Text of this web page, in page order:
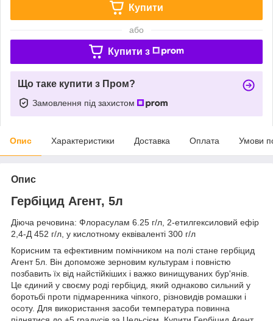
Купити
або
Купити з
Що таке купити з Пром?
Замовлення під захистом
Опис Характеристики Доставка Оплата Умови
Опис
Гербіцид Агент, 5л
Діюча речовина: Флорасулам 6.25 г/л, 2-етилгексиловий ефір
2,4-Д 452 г/л, у кислотному еквіваленті 300 г/л
Корисним та ефективним помічником на полі стане гербіцид
Агент 5л. Він допоможе зерновим культурам і повністю
позбавить їх від найстійкіших і важко винищуваних бур'янів.
Це єдиний у своєму роді гербіцид, який однаково сильний у
боротьбі проти підмаренника чіпкого, різновидів ромашки і
осоту. Для використання засоби температура повинна